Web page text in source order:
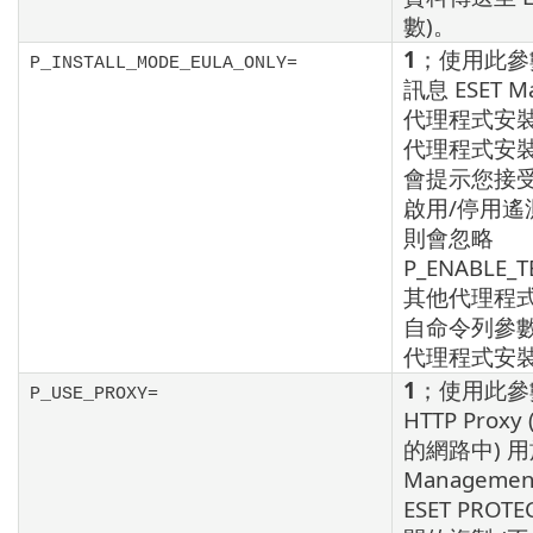
數)。
P_INSTALL_MODE_EULA_ONLY= 1 ；使用此
訊息 ESET
代理程式安
代理程式安
會提示您接
啟用/停用遙
則會忽略
其他代理程
自命令列參
代理程式安
P_USE_PROXY= 1 ；使用此
HTTP Proxy
的網路中) 用
ESET